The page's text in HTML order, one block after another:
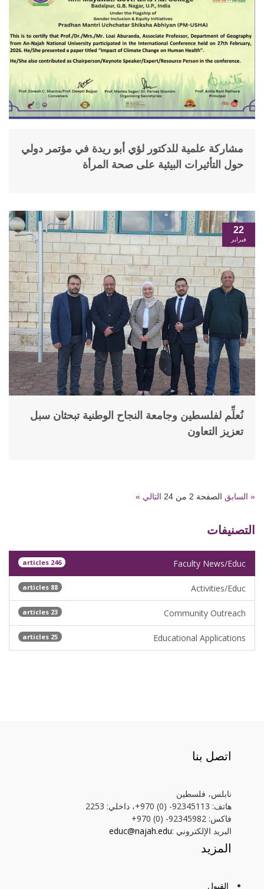
مشاركة علمية للدكتور لؤي أبو ريدة في مؤتمر دولي
حول التأثيرات البيئية على صحة المرأة
22
فبراير
نُعلِّم لفلسطين وجامعة النجاح الوطنية تبحثان سبل
تعزيز التعاون
« السابق الصفحة 2 من 24 التالي »
التصنيفات
Faculty News/Educ
246 articles
Activities/Educ
88 articles
Community Outreach
23 articles
Educational Applications
25 articles
اتصل بنا
نابلس، فلسطين
هاتف: 92345113- (0) 970+، داخلي: 2253
فاكس: 92345982- (0) 970+
البريد الإلكتروني :educ@najah.edu
المزيد
القبول